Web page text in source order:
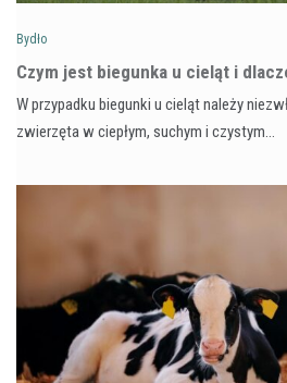
Bydło
Czym jest biegunka u cieląt i
W przypadku biegunki u cieląt należy
zwierzęta w ciepłym, suchym i czystym…